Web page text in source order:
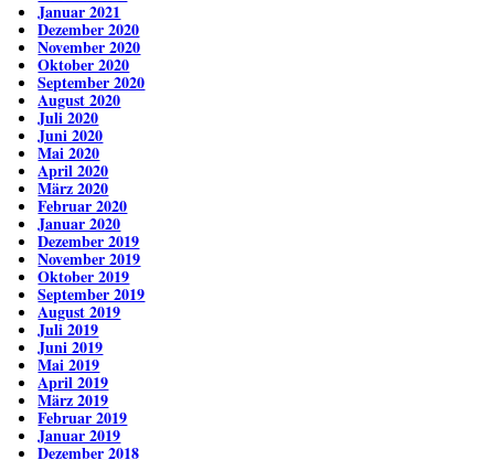
Januar 2021
Dezember 2020
November 2020
Oktober 2020
September 2020
August 2020
Juli 2020
Juni 2020
Mai 2020
April 2020
März 2020
Februar 2020
Januar 2020
Dezember 2019
November 2019
Oktober 2019
September 2019
August 2019
Juli 2019
Juni 2019
Mai 2019
April 2019
März 2019
Februar 2019
Januar 2019
Dezember 2018